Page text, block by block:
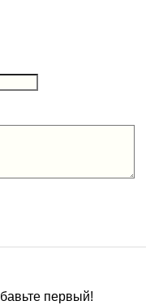
первый!